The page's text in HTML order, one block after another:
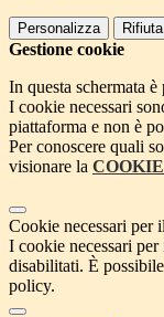
Personalizza
Gestione cookie
In questa schermata
I cookie necessari
piattaforma e non è
Per conoscere quali
visionare la
Cookie necessari per
I cookie necessari
disabilitati. È
policy.